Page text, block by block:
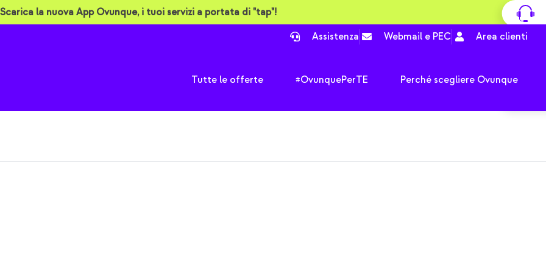
Scarica la nuova App Ovunque, i tuoi servizi a portata di "tap"!
Assistenza Webmail e PEC Area clienti
Tutte le offerte Apri Tutte le offerte
#OvunquePerTE Apri #OvunquePerTE
Perché scegliere Ovunque